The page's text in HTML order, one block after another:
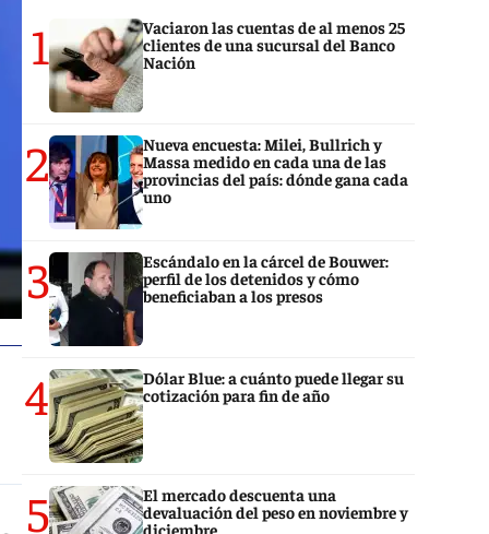
1
Vaciaron las cuentas de al menos 25
clientes de una sucursal del Banco
Nación
2
Nueva encuesta: Milei, Bullrich y
Massa medido en cada una de las
provincias del país: dónde gana cada
uno
3
Escándalo en la cárcel de Bouwer:
perfil de los detenidos y cómo
beneficiaban a los presos
4
Dólar Blue: a cuánto puede llegar su
cotización para fin de año
5
El mercado descuenta una
devaluación del peso en noviembre y
diciembre